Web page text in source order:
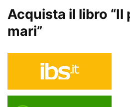
Acquista il libro “Il
mari”